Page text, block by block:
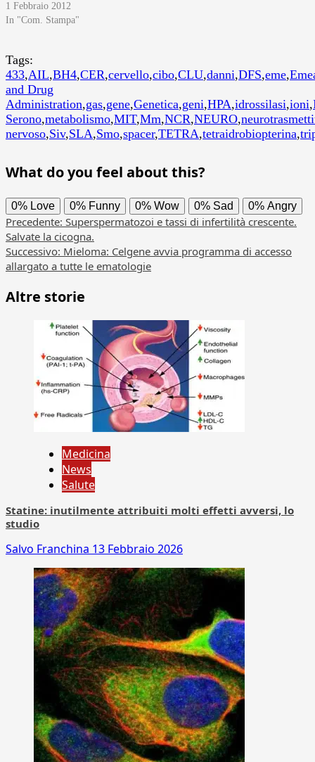
1 Febbraio 2012
In "Com. Stampa"
Tags:
433,AIL,BH4,CER,cervello,cibo,CLU,danni,DFS,eme,
and Drug
Administration,gas,gene,Genetica,geni,HPA,idrossilasi,ioni,
Serono,metabolismo,MIT,Mm,NCR,NEURO,
nervoso,Siv,SLA,Smo,spacer,TETRA,tetraidrobiopterina,
What do you feel about this?
0% Love 0% Funny 0% Wow 0% Sad 0% Angry
Navigazione
articolo
Precedente: Superspermatozoi e tassi di infertilità crescente.
Salvate la cicogna.
Successivo: Mieloma: Celgene avvia programma di accesso
allargato a tutte le ematologie
Altre storie
Medicina
News
Salute
Statine: inutilmente attribuiti molti effetti avversi, lo
studio
Salvo Franchina 13 Febbraio 2026